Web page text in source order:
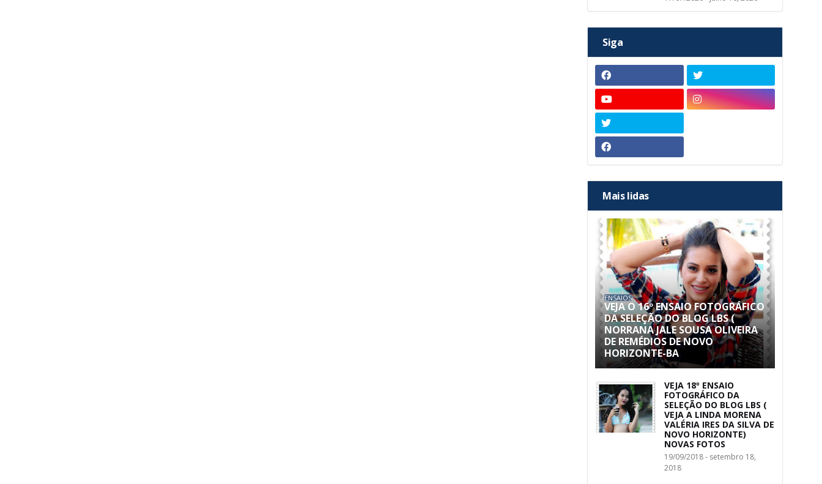
Siga
Mais lidas
ENSAIOS
VEJA O 16º ENSAIO FOTOGRÁFICO
DA SELEÇÃO DO BLOG LBS (
NORRANA JALE SOUSA OLIVEIRA
DE REMÉDIOS DE NOVO
HORIZONTE-BA
VEJA 18º ENSAIO
FOTOGRÁFICO DA
SELEÇÃO DO BLOG LBS (
VEJA A LINDA MORENA
VALÉRIA IRES DA SILVA DE
NOVO HORIZONTE)
NOVAS FOTOS
19/09/2018 - setembro 18,
2018